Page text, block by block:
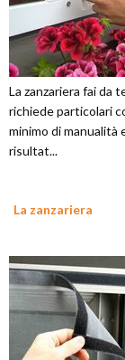
La zanzariera fai da
richiede particolari
minimo di
risultat...
La zanzariera